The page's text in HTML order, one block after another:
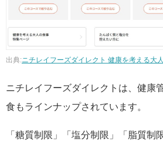
出典:ニチレイフーズダイレクト 健康を考える大
ニチレイフーズダイレクトは、健康
食もラインナップされています。
「糖質制限」「塩分制限」「脂質制